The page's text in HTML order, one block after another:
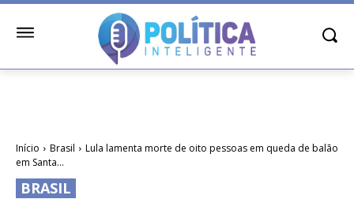
Início Brasil
Lula lamenta morte de oito pessoas em queda de balão
em Santa...
BRASIL